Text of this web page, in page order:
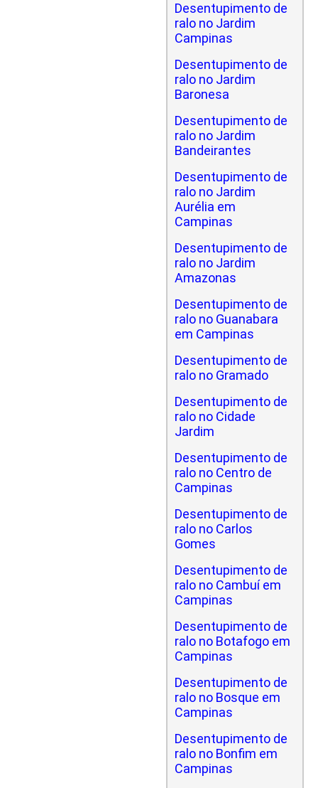
Desentupimento de
ralo no Jardim
Campinas
Desentupimento de
ralo no Jardim
Baronesa
Desentupimento de
ralo no Jardim
Bandeirantes
Desentupimento de
ralo no Jardim
Aurélia em
Campinas
Desentupimento de
ralo no Jardim
Amazonas
Desentupimento de
ralo no Guanabara
em Campinas
Desentupimento de
ralo no Gramado
Desentupimento de
ralo no Cidade
Jardim
Desentupimento de
ralo no Centro de
Campinas
Desentupimento de
ralo no Carlos
Gomes
Desentupimento de
ralo no Cambuí em
Campinas
Desentupimento de
ralo no Botafogo em
Campinas
Desentupimento de
ralo no Bosque em
Campinas
Desentupimento de
ralo no Bonfim em
Campinas